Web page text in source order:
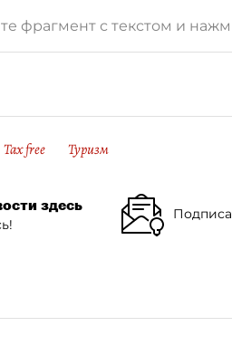
фрагмент с текстом и
Tax free Туризм
здесь